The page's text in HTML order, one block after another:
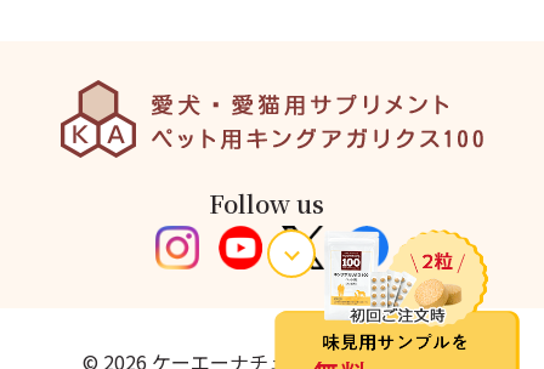
Follow us
© 2026 ケーエーナチュラルフーズ株式会社